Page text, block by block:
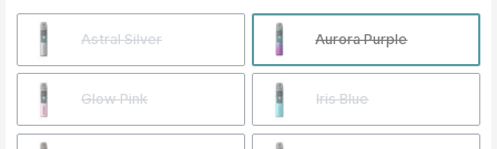
Astral Silver Aurora Purple
Glow Pink Iris Blue